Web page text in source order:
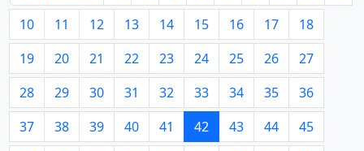
10
11 12 13 14 15 16 17
18
19
20 21 22 23 24 25 26
27
28
29 30 31 32 33 34 35
36
37
38 39 40 41 42 43 44
45